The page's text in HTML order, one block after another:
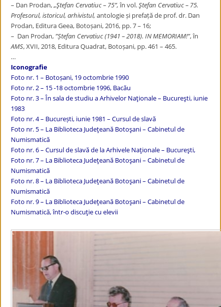
– Dan Prodan,„Ştefan Cervatiuc – 75”,în vol.Ştefan Cervatiuc – 75.
Profesorul, istoricul, arhivistul,antologie și prefață de prof. dr. Dan
Prodan, Editura Geea, Botoșani, 2016, pp. 7 – 16;
– Dan Prodan, ”Ștefan Cervatiuc (1941 – 2018). IN MEMORIAM!”, în
AMS, XVII, 2018, Editura Quadrat, Botoșani, pp. 461 – 465.
…
Iconografie
Foto nr. 1 – Botoșani, 19 octombrie 1990
Foto nr. 2 – 15 -18 octombrie 1996, Bacău
Foto nr. 3 – În sala de studiu a Arhivelor Naţionale – Bucureşti, iunie
1983
Foto nr. 4 – București, iunie 1981 – Cursul de slavă
Foto nr. 5 – La Biblioteca Judeţeană Botoşani – Cabinetul de
Numismatică
Foto nr. 6 – Cursul de slavă de la Arhivele Naţionale – Bucureşti,
Foto nr. 7 – La Biblioteca Judeţeană Botoşani – Cabinetul de
Numismatică
Foto nr. 8 – La Biblioteca Judeţeană Botoşani – Cabinetul de
Numismatică
Foto nr. 9 – La Biblioteca Judeţeană Botoşani – Cabinetul de
Numismatică, într-o discuţie cu elevii